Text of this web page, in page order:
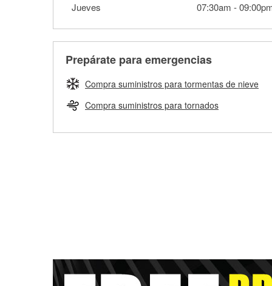
Jueves
07:30am -
Prepárate para emergencias
Compra suministros para tormentas de nieve
Compra suministros para tornados